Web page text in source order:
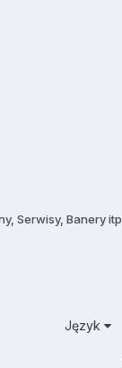
Serwisy, Banery itp
Język